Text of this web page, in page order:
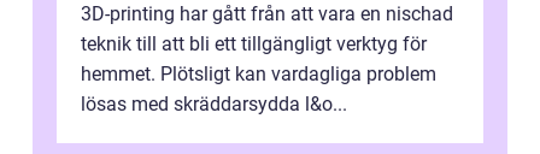
3D-printing har gått från att vara en nischad
teknik till att bli ett tillgängligt verktyg för
hemmet. Plötsligt kan vardagliga problem
lösas med skräddarsydda l&o...